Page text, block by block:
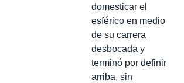
domesticar el
esférico en medio
de su carrera
desbocada y
terminó por definir
arriba, sin